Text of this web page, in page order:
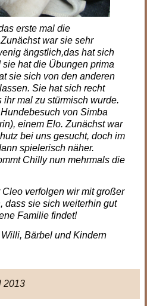
erste mal die
war sie sehr
ängstlich,das hat sich
hat die Übungen prima
sie sich von den anderen
Sie hat sich recht
ihr mal zu stürmisch wurde.
von Simba
einem Elo. Zunächst war
bei uns gesucht, doch im
spielerisch näher.
Chilly nun mehrmals die
verfolgen wir mit großer
dass sie sich weiterhin gut
Familie findet!
Bärbel und Kindern
2013